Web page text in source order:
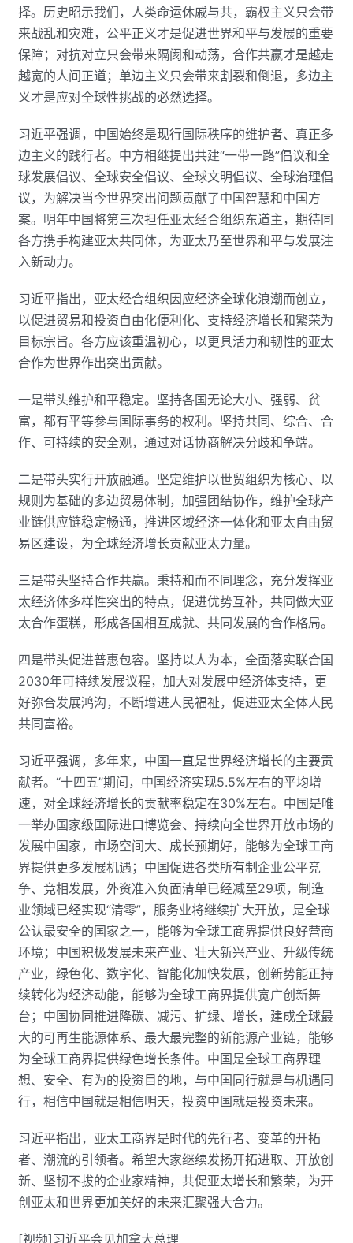
择。历史昭示我们，人类命运休戚与共，霸权主义只会带
来战乱和灾难，公平正义才是促进世界和平与发展的重要
保障；对抗对立只会带来隔阂和动荡，合作共赢才是越走
越宽的人间正道；单边主义只会带来割裂和倒退，多边主
义才是应对全球性挑战的必然选择。
习近平强调，中国始终是现行国际秩序的维护者、真正多
边主义的践行者。中方相继提出共建“一带一路”倡议和全
球发展倡议、全球安全倡议、全球文明倡议、全球治理倡
议，为解决当今世界突出问题贡献了中国智慧和中国方
案。明年中国将第三次担任亚太经合组织东道主，期待同
各方携手构建亚太共同体，为亚太乃至世界和平与发展注
入新动力。
习近平指出，亚太经合组织因应经济全球化浪潮而创立，
以促进贸易和投资自由化便利化、支持经济增长和繁荣为
目标宗旨。各方应该重温初心，以更具活力和韧性的亚太
合作为世界作出突出贡献。
一是带头维护和平稳定。坚持各国无论大小、强弱、贫
富，都有平等参与国际事务的权利。坚持共同、综合、合
作、可持续的安全观，通过对话协商解决分歧和争端。
二是带头实行开放融通。坚定维护以世贸组织为核心、以
规则为基础的多边贸易体制，加强团结协作，维护全球产
业链供应链稳定畅通，推进区域经济一体化和亚太自由贸
易区建设，为全球经济增长贡献亚太力量。
三是带头坚持合作共赢。秉持和而不同理念，充分发挥亚
太经济体多样性突出的特点，促进优势互补，共同做大亚
太合作蛋糕，形成各国相互成就、共同发展的合作格局。
四是带头促进普惠包容。坚持以人为本，全面落实联合国
2030年可持续发展议程，加大对发展中经济体支持，更
好弥合发展鸿沟，不断增进人民福祉，促进亚太全体人民
共同富裕。
习近平强调，多年来，中国一直是世界经济增长的主要贡
献者。“十四五”期间，中国经济实现5.5%左右的平均增
速，对全球经济增长的贡献率稳定在30%左右。中国是唯
一举办国家级国际进口博览会、持续向全世界开放市场的
发展中国家，市场空间大、成长预期好，能够为全球工商
界提供更多发展机遇；中国促进各类所有制企业公平竞
争、竞相发展，外资准入负面清单已经减至29项，制造
业领域已经实现“清零”，服务业将继续扩大开放，是全球
公认最安全的国家之一，能够为全球工商界提供良好营商
环境；中国积极发展未来产业、壮大新兴产业、升级传统
产业，绿色化、数字化、智能化加快发展，创新势能正持
续转化为经济动能，能够为全球工商界提供宽广创新舞
台；中国协同推进降碳、减污、扩绿、增长，建成全球最
大的可再生能源体系、最大最完整的新能源产业链，能够
为全球工商界提供绿色增长条件。中国是全球工商界理
想、安全、有为的投资目的地，与中国同行就是与机遇同
行，相信中国就是相信明天，投资中国就是投资未来。
习近平指出，亚太工商界是时代的先行者、变革的开拓
者、潮流的引领者。希望大家继续发扬开拓进取、开放创
新、坚韧不拔的企业家精神，共促亚太增长和繁荣，为开
创亚太和世界更加美好的未来汇聚强大合力。
[视频]习近平会见加拿大总理